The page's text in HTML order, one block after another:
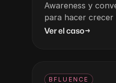
Awareness y
para hacer crecer
Ver el caso→
BFLUENCE